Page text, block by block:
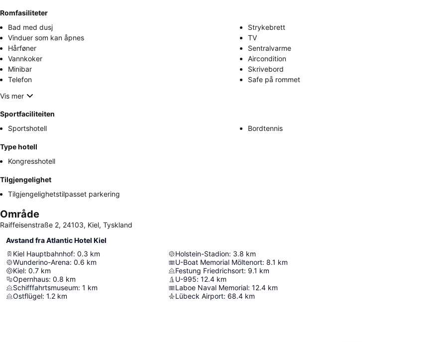
Romfasiliteter
Bad med dusj
Strykebrett
Vinduer som kan åpnes
TV
Hårføner
Sentralvarme
Vannkoker
Aircondition
Minibar
Skrivebord
Telefon
Safe på rommet
Vis mer
Sportfaciliteiten
Sportshotell
Bordtennis
Type hotell
Kongresshotell
Tilgjengelighet
Tilgjengelighetstilpasset parkering
Område
Raiffeisenstraße 2, 24103, Kiel, Tyskland
Avstand fra Atlantic Hotel Kiel
Kiel Hauptbahnhof: 0.3 km
Wunderino-Arena: 0.6 km
Kiel: 0.7 km
Opernhaus: 0.8 km
Schifffahrtsmuseum: 1 km
Ostflügel: 1.2 km
Holstein-Stadion: 3.8 km
U-Boat Memorial Möltenort: 8.1 km
Festung Friedrichsort: 9.1 km
U-995: 12.4 km
Laboe Naval Memorial: 12.4 km
Lübeck Airport: 68.4 km